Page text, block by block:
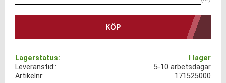
KÖP
Lagerstatus I lager
Artikelnr 171525000
Leveranstid: 5-10 arbetsdagar